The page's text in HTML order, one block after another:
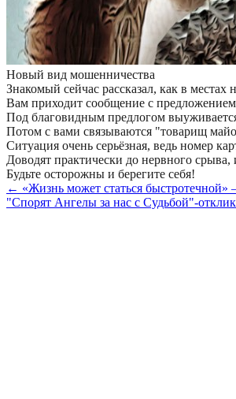
Новый вид мошенничества
Знакомый сейчас рассказал, как в
Вам приходит сообщение с
Под благовидным предлогом
Потом с вами связываются "товарищ
Ситуация очень серьёзная, ведь номер
Доводят практически до нервного
Будьте осторожны и берегите себя!
← «Жизнь может статься
"Спорят Ангелы за нас с Судьбой"-